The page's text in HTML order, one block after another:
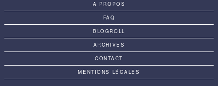
A PROPOS
FAQ
BLOGROLL
ARCHIVES
CONTACT
MENTIONS LÉGALES